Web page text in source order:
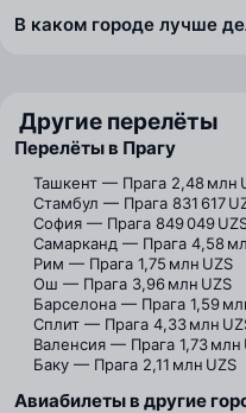
В каком городе лучше
Другие перелёты
Перелёты в Прагу
Ташкент — Прага 2,48 млн
Стамбул — Прага 831 617
София — Прага 849 049
Самарканд — Прага 4,58
Рим — Прага 1,75 млн UZS
Ош — Прага 3,96 млн UZS
Барселона — Прага 1,59
Сплит — Прага 4,33 млн
Валенсия — Прага 1,73 млн
Баку — Прага 2,11 млн UZS
Авиабилеты в другие